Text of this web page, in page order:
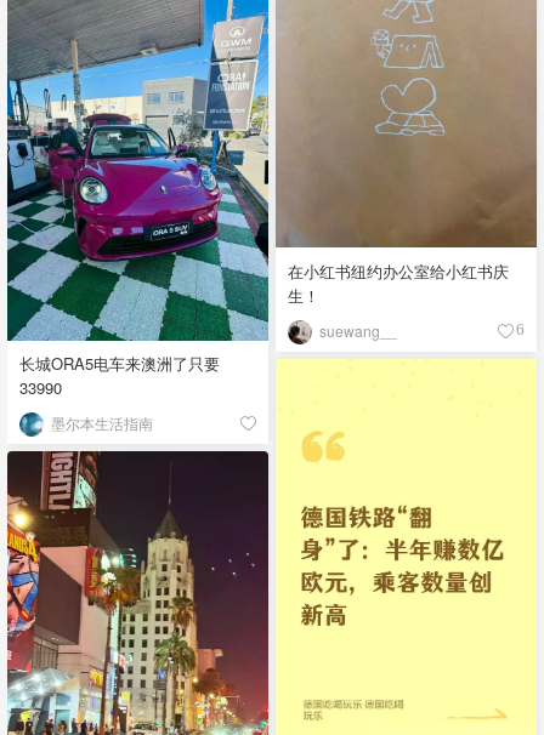
在小红书纽约办公室给小红书庆
生！
suewang__ 6
长城ORA5电车来澳洲了只要
33990
墨尔本生活指南